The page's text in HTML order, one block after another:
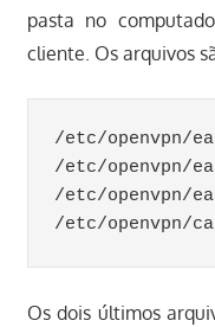
pasta no
cliente. Os arquivos
/etc/openvpn/
/etc/openvpn/
/etc/openvpn/
Os dois últimos